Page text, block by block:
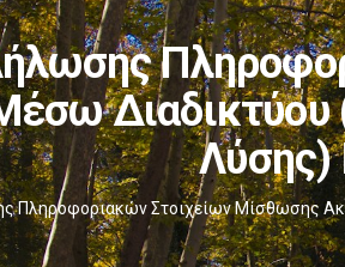
Λύσης)
Πληροφοριακών Στοιχείων Μίσθωσης